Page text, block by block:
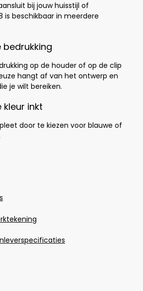
bij jouw huisstijl of
is beschikbaar in meerdere
bedrukking
op de houder of op de clip
hangt af van het ontwerp en
je wilt bereiken.
kleur inkt
door te kiezen voor blauwe of